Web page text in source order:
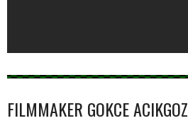
FILMMAKER GOKCE ACIKGOZ